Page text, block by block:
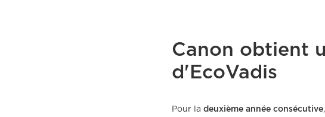
Canon obtient
d'EcoVadis
Pour la deuxième année consécutive